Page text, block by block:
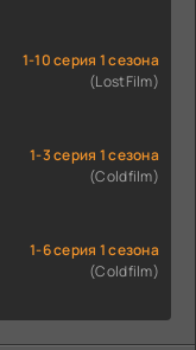
1-10 серия 1 сезона
(LostFilm)
1-3 серия 1 сезона
(Coldfilm)
1-6 серия 1 сезона
(Coldfilm)